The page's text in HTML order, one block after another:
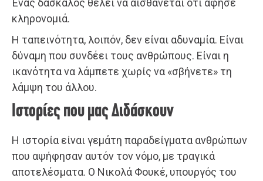
Ένας δάσκαλος θέλει να αισθάνεται ότι άφησε
κληρονομιά.
Η ταπεινότητα, λοιπόν, δεν είναι αδυναμία. Είναι
δύναμη που συνδέει τους ανθρώπους. Είναι η
ικανότητα να λάμπετε χωρίς να «σβήνετε» τη
λάμψη του άλλου.
Ιστορίες που μας Διδάσκουν
Η ιστορία είναι γεμάτη παραδείγματα ανθρώπων
που αψήφησαν αυτόν τον νόμο, με τραγικά
αποτελέσματα. Ο Νικολά Φουκέ, υπουργός του